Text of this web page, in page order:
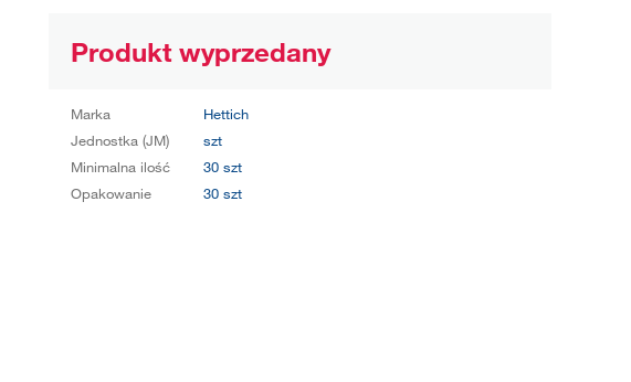
Produkt wyprzedany
Marka
Hettich
Jednostka (JM)
szt
Minimalna ilość
30 szt
Opakowanie
30 szt